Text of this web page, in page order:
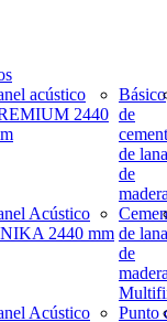
acústico
2440
Acústico
2440 mm
Acústico
Básico
de
de lana
de
de lana
de
Punto